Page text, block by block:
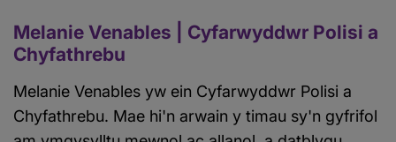
Melanie Venables | Cyfarwyddwr Polisi a
Chyfathrebu
Melanie Venables yw ein Cyfarwyddwr Polisi a
Chyfathrebu. Mae hi'n arwain y timau sy'n gyfrifol